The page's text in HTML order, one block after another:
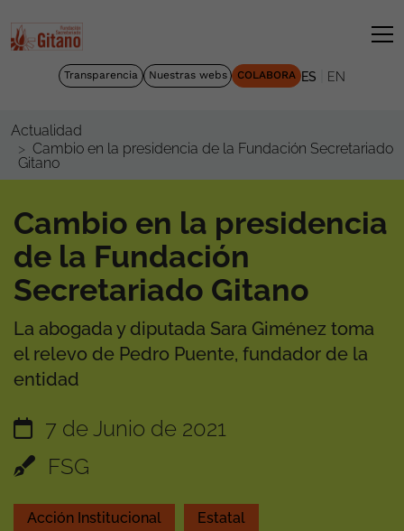
Transparencia Nuestras webs COLABORA ES EN
Actualidad
Cambio en la presidencia de la Fundación Secretariado
Gitano
Cambio en la presidencia
de la Fundación
Secretariado Gitano
La abogada y diputada Sara Giménez toma
el relevo de Pedro Puente, fundador de la
entidad
7 de Junio de 2021
FSG
Acción Institucional Estatal